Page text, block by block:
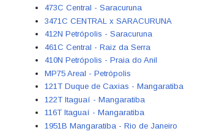
473C Central - Saracuruna
3471C CENTRAL x SARACURUNA
412N Petrópolis - Saracuruna
461C Central - Raiz da Serra
410N Petrópolis - Praia do Anil
MP75 Areal - Petrópolis
121T Duque de Caxias - Mangaratiba
122T Itaguaí - Mangaratiba
116T Itaguaí - Mangaratiba
1951B Mangaratiba - Rio de Janeiro